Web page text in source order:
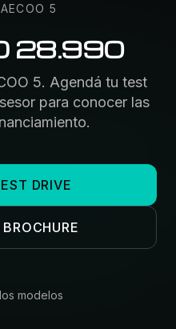
5
28.990
5. Agendá tu test
para conocer las
DRIVE
modelos